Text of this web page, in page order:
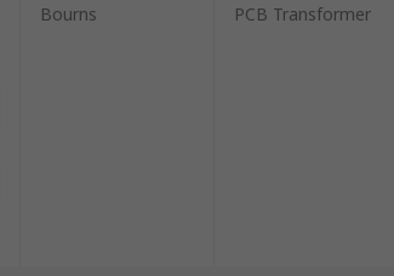
Bourns PCB Transformer